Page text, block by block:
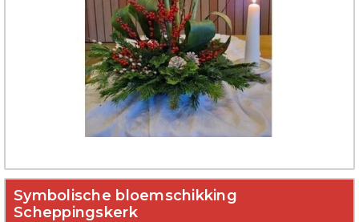
ANBI /Veilige Gemeente
Symbolische bloemschikking
Scheppingskerk